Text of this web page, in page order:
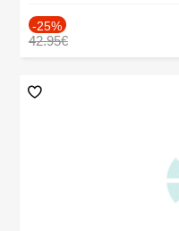
-25%
42.95€